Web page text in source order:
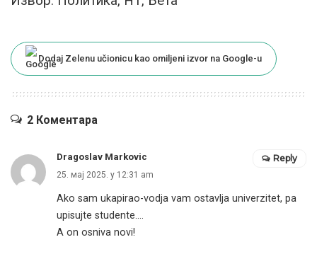
Dodaj Zelenu učionicu kao omiljeni izvor na Google-u
2 Коментара
Dragoslav Markovic
25. мај 2025. у 12:31 am
Ako sam ukapirao-vodja vam ostavlja univerzitet, pa
upisujte studente….
A on osniva novi!
Reply